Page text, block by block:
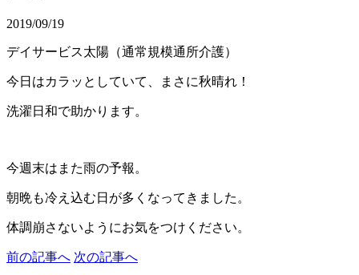
2019/09/19
デイサービス太陽（通常規模通所介護）
今日はカラッとしていて、まさに秋晴れ！
洗濯日和で助かります。
今週末はまた雨の予報。
朝晩も冷え込む日が多くなってきました。
体調崩さないようにお気をつけください。
前の記事へ 次の記事へ